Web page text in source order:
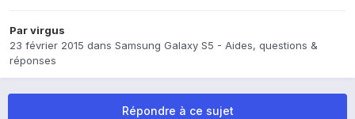
Parvirgus
23 février 2015 dans Samsung Galaxy S5 - Aides, questions &
réponses
Répondre à ce sujet